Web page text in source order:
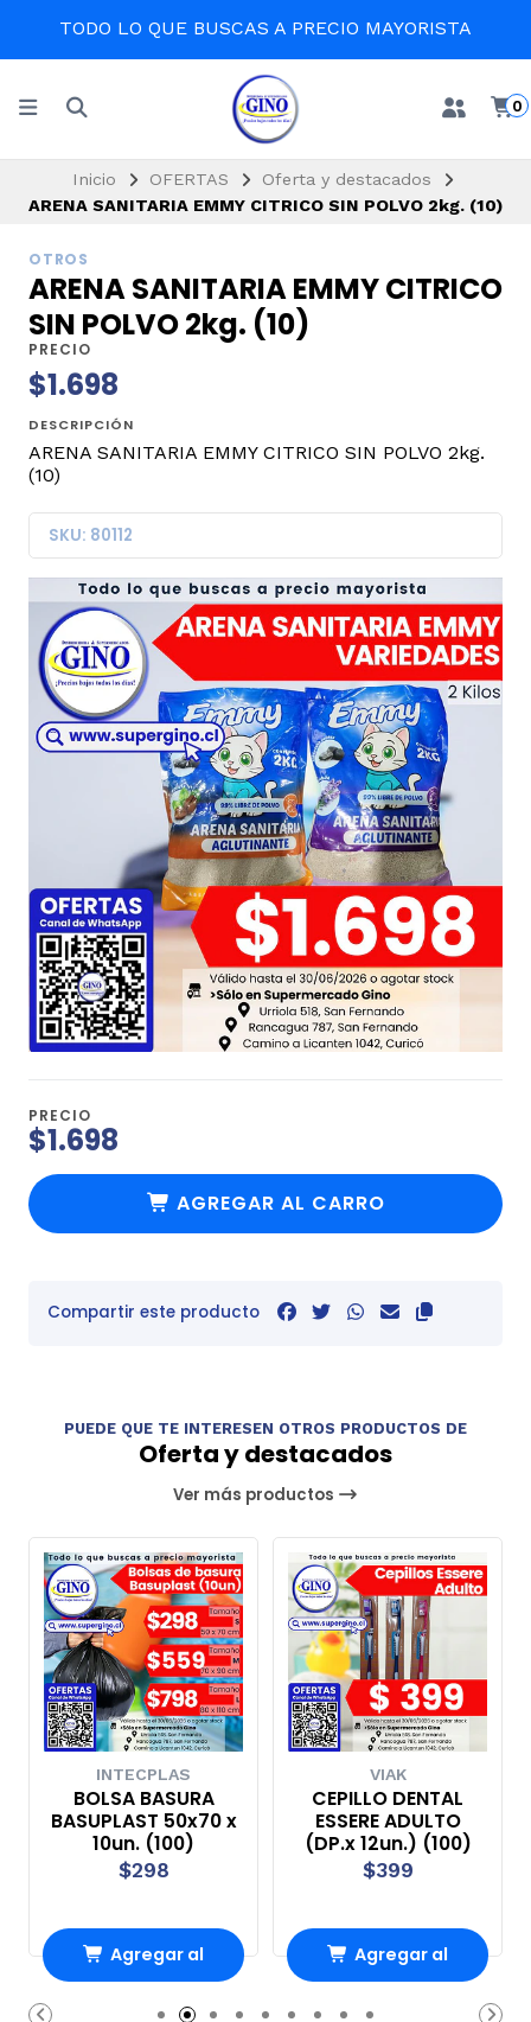
TODO LO QUE BUSCAS A PRECIO MAYORISTA
0
Inicio OFERTAS
Oferta y destacados
ARENA SANITARIA EMMY CITRICO SIN POLVO 2kg. (10)
OTROS
ARENA SANITARIA EMMY CITRICO
SIN POLVO 2kg. (10)
PRECIO
$1.698
DESCRIPCIÓN
ARENA SANITARIA EMMY CITRICO SIN POLVO 2kg.
(10)
SKU: 80112
PRECIO
$1.698
AGREGAR AL CARRO
Compartir este producto
PUEDE QUE TE INTERESEN OTROS PRODUCTOS DE
Oferta y destacados
Ver más productos
INTECPLAS
BOLSA BASURA
BASUPLAST 50x70 x
10un. (100)
$298
Agregar al
Carro
VIAK
CEPILLO DENTAL
ESSERE ADULTO
(DP.x 12un.) (100)
$399
Agregar al
Carro